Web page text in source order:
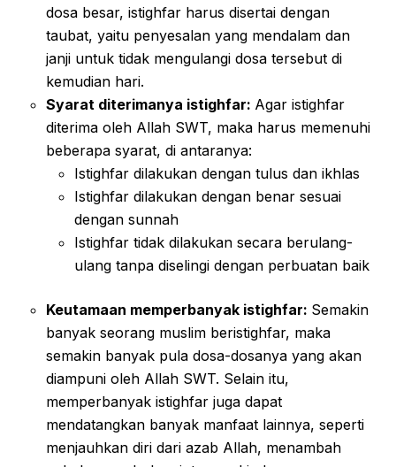
dosa besar, istighfar harus disertai dengan
taubat, yaitu penyesalan yang mendalam dan
janji untuk tidak mengulangi dosa tersebut di
kemudian hari.
Syarat diterimanya istighfar: Agar istighfar
diterima oleh Allah SWT, maka harus memenuhi
beberapa syarat, di antaranya:
Istighfar dilakukan dengan tulus dan ikhlas
Istighfar dilakukan dengan benar sesuai
dengan sunnah
Istighfar tidak dilakukan secara berulang-
ulang tanpa diselingi dengan perbuatan baik
Keutamaan memperbanyak istighfar: Semakin
banyak seorang muslim beristighfar, maka
semakin banyak pula dosa-dosanya yang akan
diampuni oleh Allah SWT. Selain itu,
memperbanyak istighfar juga dapat
mendatangkan banyak manfaat lainnya, seperti
menjauhkan diri dari azab Allah, menambah